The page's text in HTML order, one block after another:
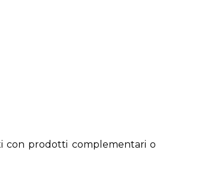
con prodotti complementari o